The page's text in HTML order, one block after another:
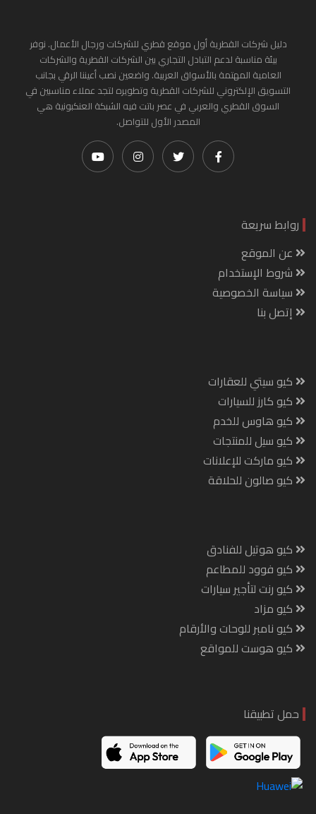
دليل شركات القطرية أول موقع قطري للشركات ورجال الأعمال. نوفر
بيئة مناسبة لدعم التبادل التجاري بين الشركات القطرية والشركات
العامية المهتمة بالأسواق العربية. واضعين نصب أعيننا الرقي بجانب
التسويق الإلكتروني للشركات القطرية وتطويره لتجد عملاء مناسبين في
السوق القطري والعربي في عصر باتت فيه الشبكة العنكبونية هي
المصدر الأول للتواصل.
روابط سريعة
عن الموقع
شروط الإستخدام
سياسة الخصوصية
إتصل بنا
كيو سيتي للعقارات
كيو كارز للسيارات
كيو هاوس للخدم
كيو سيل للمنتجات
كيو ماركت للإعلانات
كيو صالون للحلاقة
كيو هوتيل للفنادق
كيو فوود للمطاعم
كيو رنت لتأجير سيارات
كيو مزاد
كيو نامبر للوحات والأرقام
كيو هوست للمواقع
حمل تطبيقنا